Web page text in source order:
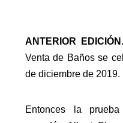
ANTERIOR EDICIÓN.
Venta de Baños se
de diciembre de 2019.
Entonces la